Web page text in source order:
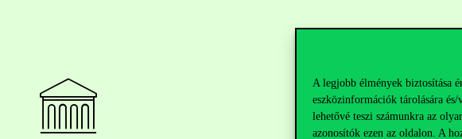
A legjobb élmények biztosítása
eszközinformációk tárolására
lehetővé teszi számunkra az
azonosítók ezen az oldalon. A